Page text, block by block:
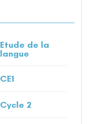
Etude de la
langue
CE1
Cycle 2